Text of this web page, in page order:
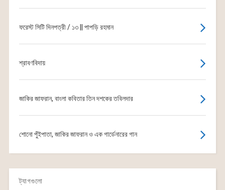
ফরেস্ট সিটি দিনপত্রী / ১৩ || পাপড়ি রহমান
শ্রাবণবিদায়
জাকির জাফরান, বাংলা কবিতার তিন দশকের তবিলদার
শোনো পুঁইপাতা, জাকির জাফরান ও এক গার্ডেনারের গান
ট্যাগগুলো